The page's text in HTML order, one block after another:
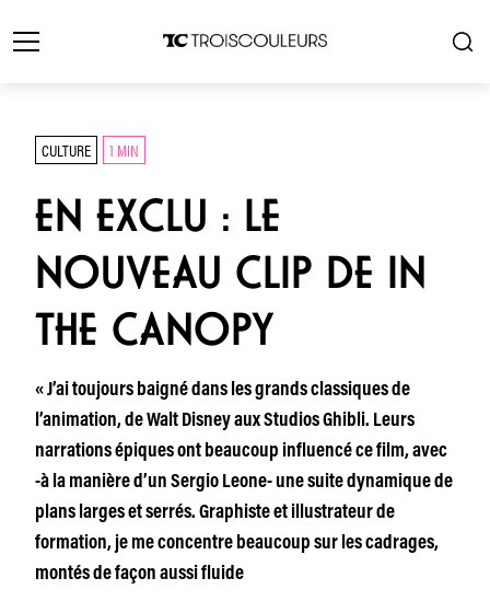
CULTURE 1 MIN
EN EXCLU : LE
NOUVEAU CLIP DE IN
THE CANOPY
« J’ai toujours baigné dans les grands classiques de
l’animation, de Walt Disney aux Studios Ghibli. Leurs
narrations épiques ont beaucoup influencé ce film, avec
-à la manière d’un Sergio Leone- une suite dynamique de
plans larges et serrés. Graphiste et illustrateur de
formation, je me concentre beaucoup sur les cadrages,
montés de façon aussi fluide